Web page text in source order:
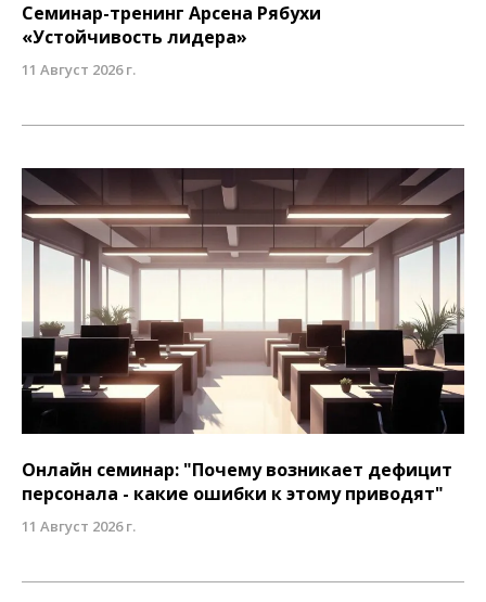
Семинар-тренинг Арсена Рябухи
«Устойчивость лидера»
11 Август 2026 г.
Онлайн семинар: "Почему возникает дефицит
персонала - какие ошибки к этому приводят"
11 Август 2026 г.